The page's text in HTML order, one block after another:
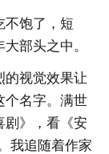
不饱了，短
部头之中。
的视觉效果让
个名字。满世
剧》，看《安
我追随着作家